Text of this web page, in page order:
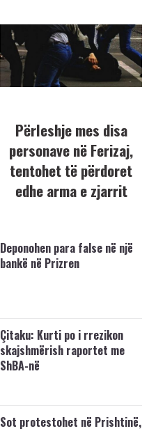
Përleshje mes disa
personave në Ferizaj,
tentohet të përdoret
edhe arma e zjarrit
Deponohen para false në një
bankë në Prizren
Çitaku: Kurti po i rrezikon
skajshmërish raportet me
ShBA-në
Sot protestohet në Prishtinë,